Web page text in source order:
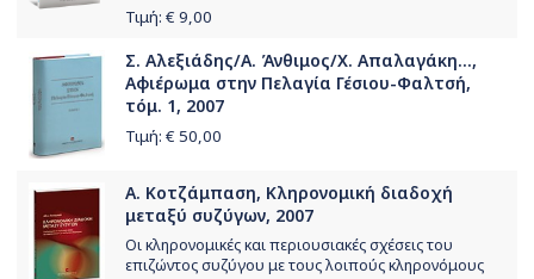
Τιμή: € 9,00
Σ. Αλεξιάδης/Α. Άνθιμος/Χ. Απαλαγάκη...,
Αφιέρωμα στην Πελαγία Γέσιου-Φαλτσή,
τόμ. 1, 2007
Τιμή: € 50,00
Α. Κοτζάμπαση, Κληρονομική διαδοχή
μεταξύ συζύγων, 2007
Οι κληρονομικές και περιουσιακές σχέσεις του
επιζώντος συζύγου με τους λοιπούς κληρονόμους